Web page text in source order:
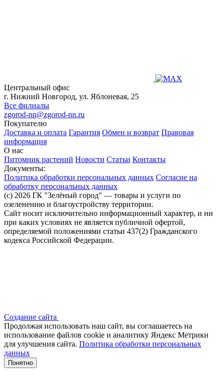
Центральный офис
г. Нижний Новгород, ул. Яблоневая, 25
Все филиалы
zgorod-nn@zgorod-nn.ru
Покупателю
Доставка и оплата Гарантия Обмен и возврат Правовая
информация
О нас
Питомник растений Новости Статьи Контакты
Документы:
Политика обработки персональных данных Согласие на
обработку персональных данных
(c) 2026 ГК "Зелёный город" — товары и услуги по
озеленению и благоустройству территории.
Сайт носит исключительно информационный характер, и ни
при каких условиях не является публичной офертой,
определяемой положениями статьи 437(2) Гражданского
кодекса Российской Федерации.
Создание сайта
Продолжая использовать наш сайт, вы соглашаетесь на
использование файлов сооkіе и аналитику Яндекс Метрики
для улучшения сайта. Политика обработки персональных
данных
Понятно